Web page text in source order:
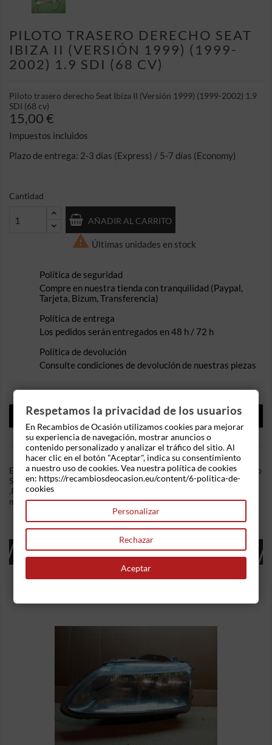
PILOTO TRASERO DERECHO SEAT
IBIZA II (VERSIÓN 1999) (1999-
2002) 1.9 SDI (68 CV)
Piloto trasero derecho Seat Ibiza II (Versión 1999) (1999-2002) 1.9
SDI (68 cv)
15,00 €
Impuestos incluidos
Plazo de entrega: 2-3 días (Express) / 5-7 días (Economy)
Cantidad
AÑADIR AL CARRITO
 Últimas unidades en stock
Política de seguridad
Compre en nuestra tienda con tranquilidad (Paypal,
Tarjeta, Bizum, Transferencia)
Política de entrega
Los pedidos serán entregados en 48 h / 72 h
Política de devolución
Consulte condiciones de devolución de nuestras piezas
DESCRIPCIÓN
DETALLES DEL PRODUCTO
En Recambios de Ocasion disponemos de Piloto trasero derecho
Seat Ibiza II (Versión 1999) (1999-2002) 1.9 SDI (68 cv)
.Referencia Interna: 02211104489072. Ademas, disponemos de
mas recambios, si tiene cualquier duda consultenos.
16 OTROS PRODUCTOS EN LA MISMA
CATEGORÍA:
Respetamos la privacidad de los usuarios
En Recambios de Ocasión utilizamos cookies para mejorar
su experiencia de navegación, mostrar anuncios o
contenido personalizado y analizar el tráfico del sitio. Al
hacer clic en el botón "Aceptar", indica su consentimiento
a nuestro uso de cookies. Vea nuestra política de cookies
en: https://recambiosdeocasion.eu/content/6-politica-de-
cookies
Personalizar
Rechazar
Aceptar